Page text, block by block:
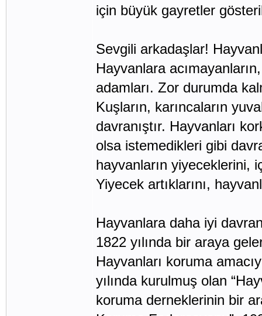
için büyük gayretler
Sevgili arkadaşlar!
Hayvanlara
adamları. Zor durumda
Kuşların, karıncaların
davranıştır. Hayvanları
olsa istemedikleri gibi
hayvanların yiyeceklerini,
Yiyecek artıklarını,
Hayvanlara daha iyi
1822 yılında bir araya
Hayvanları koruma
yılında kurulmuş olan
koruma derneklerinin bir